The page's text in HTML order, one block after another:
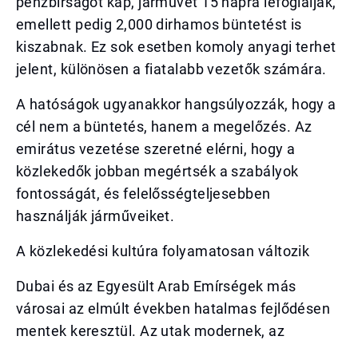
emellett pedig 2,000 dirhamos büntetést is
kiszabnak. Ez sok esetben komoly anyagi terhet
jelent, különösen a fiatalabb vezetők számára.
A hatóságok ugyanakkor hangsúlyozzák, hogy a
cél nem a büntetés, hanem a megelőzés. Az
emirátus vezetése szeretné elérni, hogy a
közlekedők jobban megértsék a szabályok
fontosságát, és felelősségteljesebben
használják járműveiket.
A közlekedési kultúra folyamatosan változik
Dubai és az Egyesült Arab Emírségek más
városai az elmúlt években hatalmas fejlődésen
mentek keresztül. Az utak modernek, az